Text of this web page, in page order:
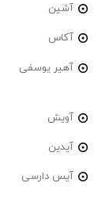
آشین
آکاس
آهیر یوسفی
آویش
آیدین
آیس دارسی